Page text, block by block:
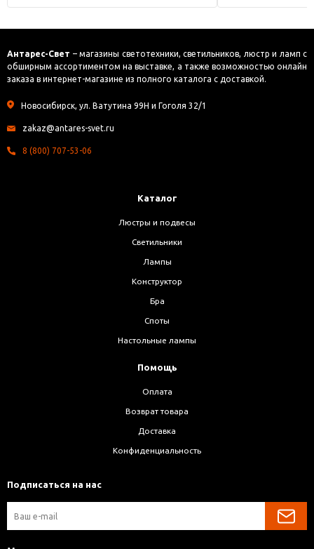
Антарес-Свет – магазины светотехники, светильников, люстр и ламп с
обширным ассортиментом на выставке, а также возможностью онлайн
заказа в интернет-магазине из полного каталога с доставкой.
Новосибирск, ул. Ватутина 99Н и Гоголя 32/1
zakaz@antares-svet.ru
8 (800) 707-53-06
Каталог
Люстры и подвесы
Светильники
Лампы
Конструктор
Бра
Споты
Настольные лампы
Помощь
Оплата
Возврат товара
Доставка
Конфиденциальность
Подписаться на нас